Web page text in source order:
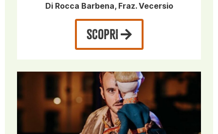
Di Rocca Barbena, Fraz. Vecersio
SCOPRI